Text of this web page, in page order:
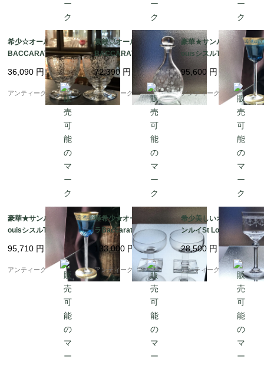
希少☆オールドバカラ
BACCARAT＊ルリLull
iワイングラスペア＊7c
m♪♪
36,090 円
アンティーク ボアルネ
素敵♡オールドバカラ
BACCARATエリザベ
ートElisabethカラフェ
千の花
72,390 円
アンティーク ボアルネ
豪華★サンルイSaint L
ouisシスルThisle青色
ワイングラス☆あざみ
☆
95,600 円
アンティーク ボアルネ
豪華★サンルイSaint L
ouisシスルThisle被せ
ワイングラス☆あざみ
☆
95,710 円
アンティーク ボアルネ
極希少★オールドバカ
ラBaccaratダヴォスD
avosシャンパングラ
ス ペア
133,000 円
アンティーク ボアルネ
希少美しいオールドサ
ンルイSt Louisアンヴ
ェールAnversワイング
ラス♡
28,500 円
アンティーク ボアルネ